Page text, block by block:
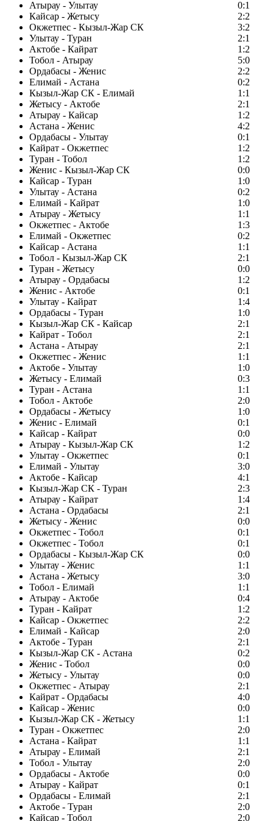
Атырау - Улытау
0:1
Кайсар - Жетысу
2:2
Окжетпес - Кызыл-Жар СК
3:2
Улытау - Туран
2:1
Актобе - Кайрат
1:2
Тобол - Атырау
5:0
Ордабасы - Женис
2:2
Елимай - Астана
0:2
Кызыл-Жар СК - Елимай
1:1
Жетысу - Актобе
2:1
Атырау - Кайсар
1:2
Астана - Женис
4:2
Ордабасы - Улытау
0:1
Кайрат - Окжетпес
1:2
Туран - Тобол
1:2
Женис - Кызыл-Жар СК
0:0
Кайсар - Туран
1:0
Улытау - Астана
0:2
Елимай - Кайрат
1:0
Атырау - Жетысу
1:1
Окжетпес - Актобе
1:3
Елимай - Окжетпес
0:2
Кайсар - Астана
1:1
Тобол - Кызыл-Жар СК
2:1
Туран - Жетысу
0:0
Атырау - Ордабасы
1:2
Женис - Актобе
0:1
Улытау - Кайрат
1:4
Ордабасы - Туран
1:0
Кызыл-Жар СК - Кайсар
2:1
Кайрат - Тобол
2:1
Астана - Атырау
2:1
Окжетпес - Женис
1:1
Актобе - Улытау
1:0
Жетысу - Елимай
0:3
Туран - Астана
1:1
Тобол - Актобе
2:0
Ордабасы - Жетысу
1:0
Женис - Елимай
0:1
Кайсар - Кайрат
0:0
Атырау - Кызыл-Жар СК
1:2
Улытау - Окжетпес
0:1
Елимай - Улытау
3:0
Актобе - Кайсар
4:1
Кызыл-Жар СК - Туран
2:3
Атырау - Кайрат
1:4
Астана - Ордабасы
2:1
Жетысу - Женис
0:0
Окжетпес - Тобол
0:1
Окжетпес - Тобол
0:1
Ордабасы - Кызыл-Жар СК
0:0
Улытау - Женис
1:1
Астана - Жетысу
3:0
Тобол - Елимай
1:1
Атырау - Актобе
0:4
Туран - Кайрат
1:2
Кайсар - Окжетпес
2:2
Елимай - Кайсар
2:0
Актобе - Туран
2:1
Кызыл-Жар СК - Астана
0:2
Женис - Тобол
0:0
Жетысу - Улытау
0:0
Окжетпес - Атырау
2:1
Кайрат - Ордабасы
4:0
Кайсар - Женис
0:0
Кызыл-Жар СК - Жетысу
1:1
Туран - Окжетпес
2:0
Астана - Кайрат
1:1
Атырау - Елимай
2:1
Тобол - Улытау
2:0
Ордабасы - Актобе
0:0
Атырау - Кайрат
0:1
Ордабасы - Елимай
2:1
Актобе - Туран
2:0
Кайсар - Тобол
2:0